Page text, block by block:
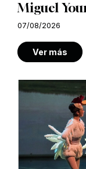
Miguel
07/08/2026
Ver más